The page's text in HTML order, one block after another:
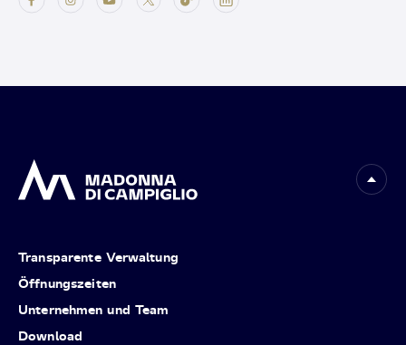
Transparente Verwaltung
Öffnungszeiten
Unternehmen und Team
Download